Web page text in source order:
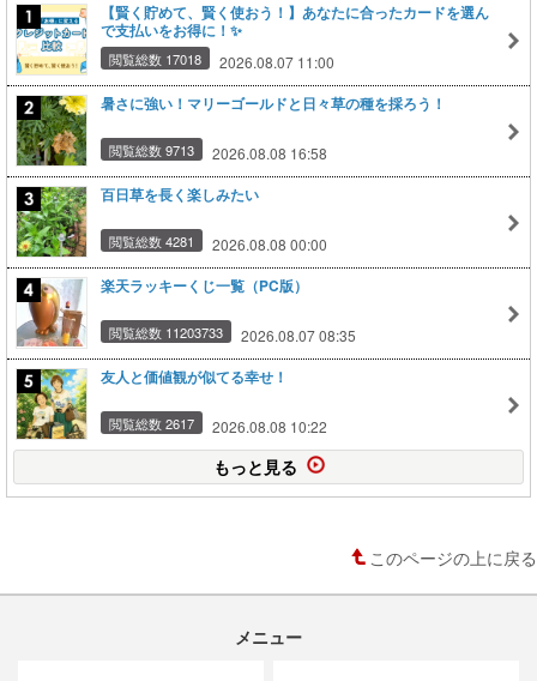
【賢く貯めて、賢く使おう！】あなたに合ったカードを選ん
で支払いをお得に！✨
閲覧総数 17018 2026.08.07 11:00
暑さに強い！マリーゴールドと日々草の種を採ろう！
閲覧総数 9713 2026.08.08 16:58
百日草を長く楽しみたい
閲覧総数 4281 2026.08.08 00:00
楽天ラッキーくじ一覧（PC版）
閲覧総数 11203733 2026.08.07 08:35
友人と価値観が似てる幸せ！
閲覧総数 2617 2026.08.08 10:22
もっと見る
このページの上に戻る
メニュー